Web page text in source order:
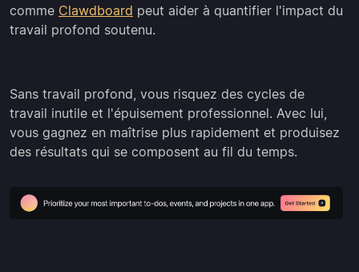
comme Clawdboard peut aider à quantifier l'impact du
travail profond soutenu.
Sans travail profond, vous risquez des cycles de
travail inutile et l'épuisement professionnel. Avec lui,
vous gagnez en maîtrise plus rapidement et produisez
des résultats qui se composent au fil du temps.